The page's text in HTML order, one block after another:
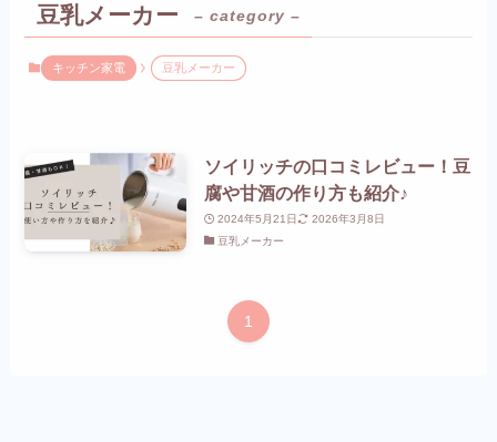
豆乳メーカー – category –
キッチン家電 豆乳メーカー
ソイリッチの口コミレビュー！豆
腐や甘酒の作り方も紹介♪
2024年5月21日
2026年3月8日
豆乳メーカー
1